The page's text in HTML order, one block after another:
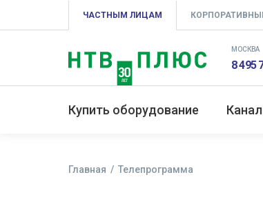
ЧАСТНЫМ ЛИЦАМ
МОСКВА
8 495
Купить оборудование
Главная Телепрограмма